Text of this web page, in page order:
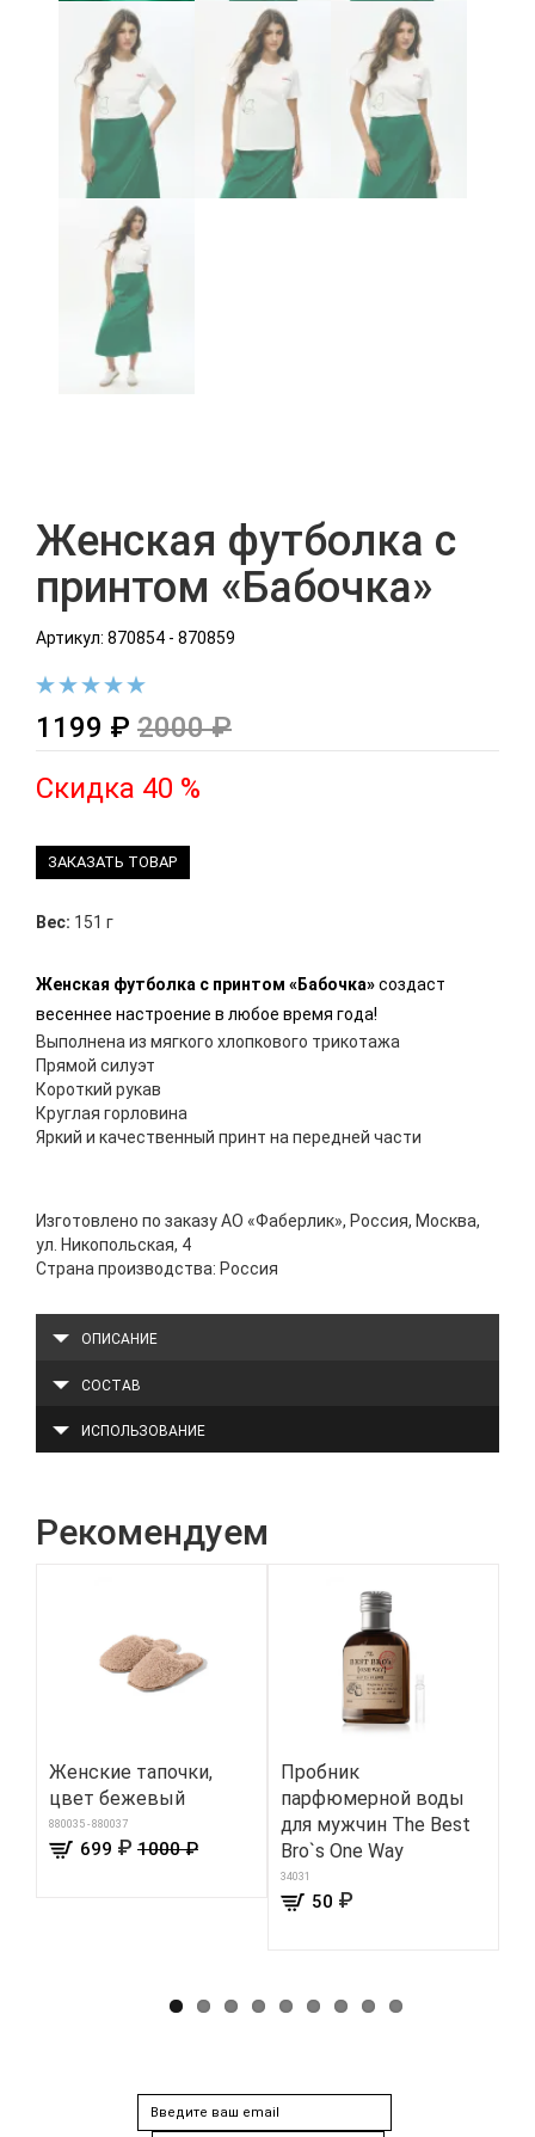
Женская футболка с
принтом «Бабочка»
Артикул: 870854 - 870859
1199 ₽ 2000 ₽
Скидка 40 %
ЗАКАЗАТЬ ТОВАР
Вес: 151 г
Женская футболка с принтом «Бабочка»создаст
весеннее настроение в любое время года!
Выполнена из мягкого хлопкового трикотажа
Прямой силуэт
Короткий рукав
Круглая горловина
Яркий и качественный принт на передней части
Изготовлено по заказу АО «Фаберлик», Россия, Москва,
ул. Никопольская, 4
Страна производства: Россия
ОПИСАНИЕ
СОСТАВ
ИСПОЛЬЗОВАНИЕ
Рекомендуем
Женские тапочки,
цвет бежевый
880035 - 880037
699 ₽ 1000 ₽
Пробник
парфюмерной воды
для мужчин The Best
Bro`s One Way
34031
50 ₽